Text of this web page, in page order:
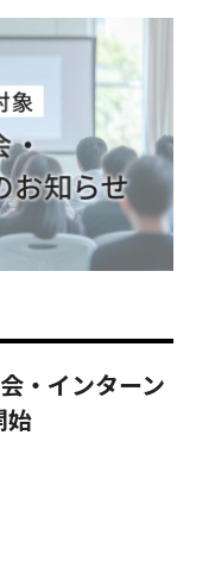
・インターン
始